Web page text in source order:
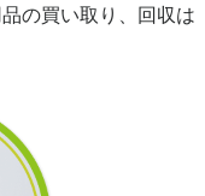
の買い取り、回収は